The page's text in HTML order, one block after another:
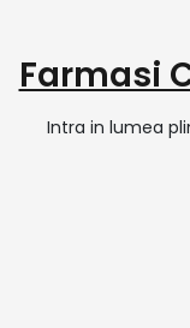
Farmasi
Intra in lumea